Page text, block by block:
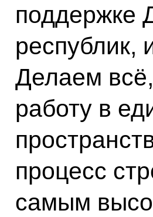
поддержке
республик,
Делаем
работу в
процесс
самым